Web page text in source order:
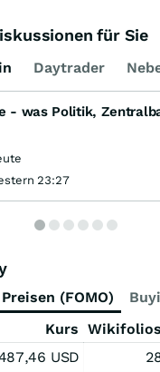
für Sie
Daytrader
23:27
(FOMO)
Kurs Wikifolios
USD